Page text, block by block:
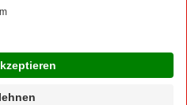
auswählen und noch
entdecken!
ein und sehen Sie alle Angebote aus Ihrer
Region.